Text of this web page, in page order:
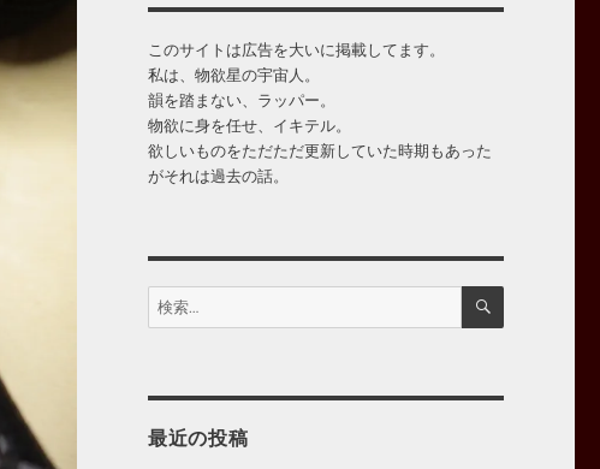
このサイトは広告を大いに掲載してます。
私は、物欲星の宇宙人。
韻を踏まない、ラッパー。
物欲に身を任せ、イキテル。
欲しいものをただただ更新していた時期もあった
がそれは過去の話。
検
索:
検
最近の投稿